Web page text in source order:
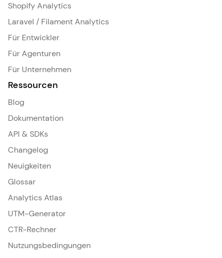
Shopify Analytics
Laravel / Filament Analytics
Für Entwickler
Für Agenturen
Für Unternehmen
Ressourcen
Blog
Dokumentation
API & SDKs
Changelog
Neuigkeiten
Glossar
Analytics Atlas
UTM-Generator
CTR-Rechner
Nutzungsbedingungen